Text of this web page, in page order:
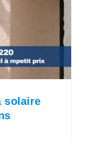
solaire